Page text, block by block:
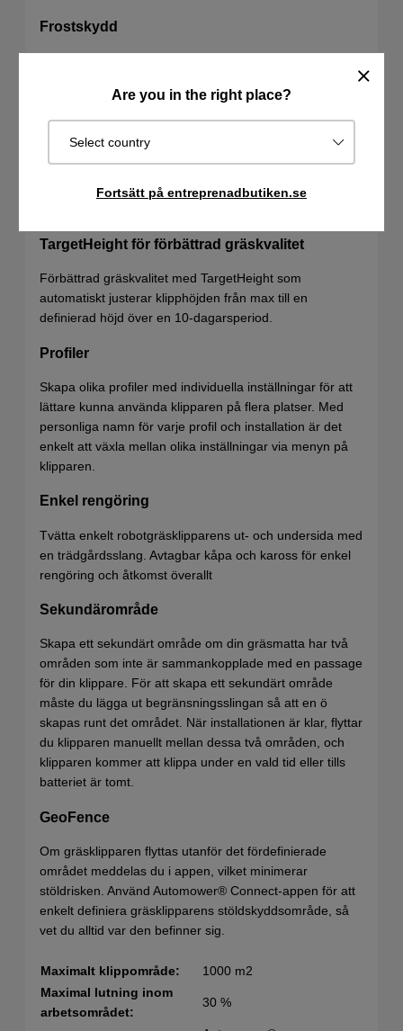
Are you in the right place?
Select country
Fortsätt på entreprenadbutiken.se
Frostskydd
Husqvarna Automower® känner automatiskt av trånga
passager och kan ta sig fram även där det är som
snävast. För att undvika spårbildning varierar den sin
TargetHeight för förbättrad gräskvalitet
Förbättrad gräskvalitet med TargetHeight som
automatiskt justerar klipphöjden från max till en
definierad höjd över en 10-dagarsperiod.
Profiler
Skapa olika profiler med individuella inställningar för att
lättare kunna använda klipparen på flera platser. Med
personliga namn för varje profil och installation är det
enkelt att växla mellan olika inställningar via menyn på
klipparen.
Enkel rengöring
Tvätta enkelt robotgräsklipparens ut- och undersida med
en trädgårdsslang. Avtagbar kåpa och kaross för enkel
rengöring och åtkomst överallt
Sekundärområde
Skapa ett sekundärt område om din gräsmatta har två
områden som inte är sammankopplade med en passage
för din klippare. För att skapa ett sekundärt område
måste du lägga ut begränsningsslingan så att en ö
skapas runt det området. När installationen är klar, flyttar
du klipparen manuellt mellan dessa två områden, och
klipparen kommer att klippa under en vald tid eller tills
batteriet är tomt.
GeoFence
Om gräsklipparen flyttas utanför det fördefinierade
området meddelas du i appen, vilket minimerar
stöldrisken. Använd Automower® Connect-appen för att
enkelt definiera gräsklipparens stöldskyddsområde, så
vet du alltid var den befinner sig.
Maximalt klippområde:
1000 m2
Maximal lutning inom
arbetsområdet:
30 %